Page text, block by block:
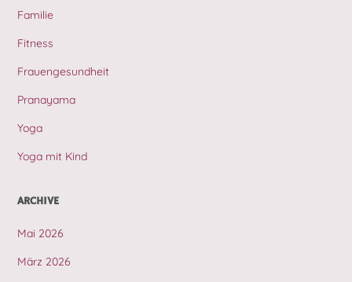
Familie
Fitness
Frauengesundheit
Pranayama
Yoga
Yoga mit Kind
ARCHIVE
Mai 2026
März 2026